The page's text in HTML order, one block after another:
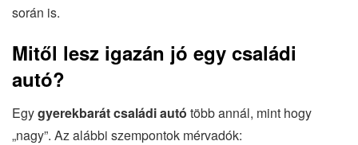
során is.
Mitől lesz igazán jó egy családi
autó?
Egygyerekbarát családi autó több annál, mint hogy
„nagy”. Az alábbi szempontok mérvadók: